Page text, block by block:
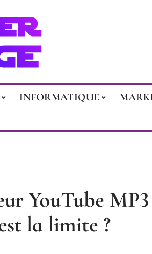
INFORMATIQUE
YouTube
la limite ?